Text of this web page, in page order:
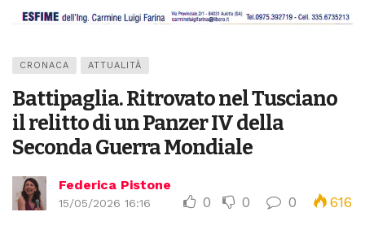
CRONACA ATTUALITÀ
Battipaglia. Ritrovato nel Tusciano
il relitto di un Panzer IV della
Seconda Guerra Mondiale
Federica Pistone
15/05/2026 16:16 0 0 0 616